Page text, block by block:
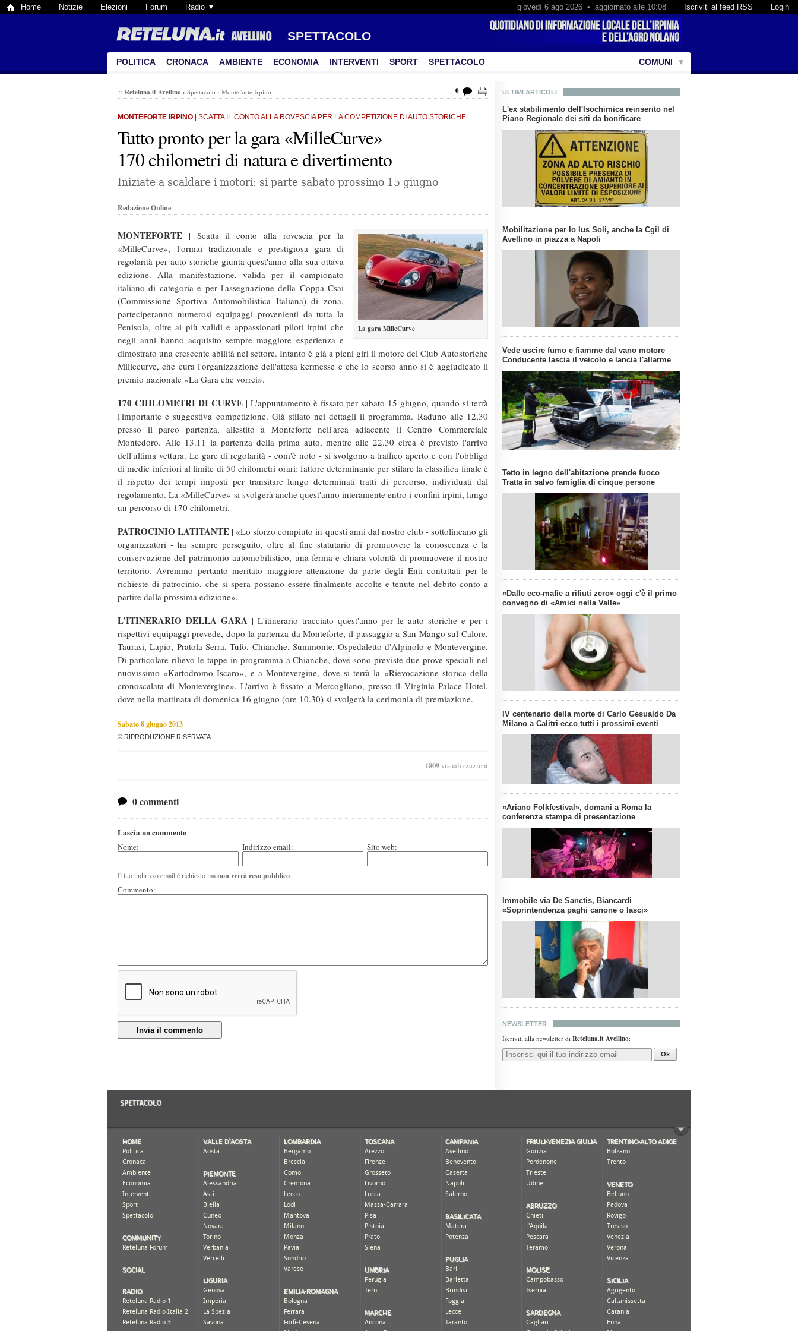
Home Notizie Elezioni Forum Radio ▼ Login
Iscriviti al feed RSS
giovedì 6 ago 2026 • aggiornato alle 10:08
SPETTACOLO
POLITICA CRONACA AMBIENTE ECONOMIA INTERVENTI SPORT SPETTACOLO COMUNI
ULTIMI ARTICOLI
L'ex stabilimento dell'Isochimica reinserito nel
Piano Regionale dei siti da bonificare
Mobilitazione per lo Ius Soli, anche la Cgil di
Avellino in piazza a Napoli
Vede uscire fumo e fiamme dal vano motore
Conducente lascia il veicolo e lancia l'allarme
Tetto in legno dell'abitazione prende fuoco
Tratta in salvo famiglia di cinque persone
«Dalle eco-mafie a rifiuti zero» oggi c'è il primo
convegno di «Amici nella Valle»
IV centenario della morte di Carlo Gesualdo Da
Milano a Calitri ecco tutti i prossimi eventi
«Ariano Folkfestival», domani a Roma la
conferenza stampa di presentazione
Immobile via De Sanctis, Biancardi
«Soprintendenza paghi canone o lasci»
NEWSLETTER
Iscriviti alla newsletter di Reteluna.it Avellino:
Ok
Reteluna.it Avellino› Spettacolo › Monteforte Irpino 0
MONTEFORTE IRPINO | SCATTA IL CONTO ALLA ROVESCIA PER LA COMPETIZIONE DI AUTO STORICHE
Tutto pronto per la gara «MilleCurve»
170 chilometri di natura e divertimento
Iniziate a scaldare i motori: si parte sabato prossimo 15 giugno
Redazione Online
La gara MilleCurve
MONTEFORTE | Scatta il conto alla rovescia per la
«MilleCurve», l'ormai tradizionale e prestigiosa gara di
regolarità per auto storiche giunta quest'anno alla sua ottava
edizione. Alla manifestazione, valida per il campionato
italiano di categoria e per l'assegnazione della Coppa Csai
(Commissione Sportiva Automobilistica Italiana) di zona,
parteciperanno numerosi equipaggi provenienti da tutta la
Penisola, oltre ai più validi e appassionati piloti irpini che
negli anni hanno acquisito sempre maggiore esperienza e
dimostrato una crescente abilità nel settore. Intanto è già a pieni giri il motore del Club Autostoriche
Millecurve, che cura l'organizzazione dell'attesa kermesse e che lo scorso anno si è aggiudicato il
premio nazionale «La Gara che vorrei».
170 CHILOMETRI DI CURVE| L'appuntamento è fissato per sabato 15 giugno, quando si terrà
l'importante e suggestiva competizione. Già stilato nei dettagli il programma. Raduno alle 12,30
presso il parco partenza, allestito a Monteforte nell'area adiacente il Centro Commerciale
Montedoro. Alle 13.11 la partenza della prima auto, mentre alle 22.30 circa è previsto l'arrivo
dell'ultima vettura. Le gare di regolarità - com'è noto - si svolgono a traffico aperto e con l'obbligo
di medie inferiori al limite di 50 chilometri orari: fattore determinante per stilare la classifica finale è
il rispetto dei tempi imposti per transitare lungo determinati tratti di percorso, individuati dal
regolamento. La «MilleCurve» si svolgerà anche quest'anno interamente entro i confini irpini, lungo
un percorso di 170 chilometri.
PATROCINIO LATITANTE | «Lo sforzo compiuto in questi anni dal nostro club - sottolineano gli
organizzatori - ha sempre perseguito, oltre al fine statutario di promuovere la conoscenza e la
conservazione del patrimonio automobilistico, una ferma e chiara volontà di promuovere il nostro
territorio. Avremmo pertanto meritato maggiore attenzione da parte degli Enti contattati per le
richieste di patrocinio, che si spera possano essere finalmente accolte e tenute nel debito conto a
partire dalla prossima edizione».
L’ITINERARIO DELLA GARA| L'itinerario tracciato quest'anno per le auto storiche e per i
rispettivi equipaggi prevede, dopo la partenza da Monteforte, il passaggio a San Mango sul Calore,
Taurasi, Lapio, Pratola Serra, Tufo, Chianche, Summonte, Ospedaletto d'Alpinolo e Montevergine.
Di particolare rilievo le tappe in programma a Chianche, dove sono previste due prove speciali nel
nuovissimo «Kartodromo Iscaro», e a Montevergine, dove si terrà la «Rievocazione storica della
cronoscalata di Montevergine». L'arrivo è fissato a Mercogliano, presso il Virginia Palace Hotel,
dove nella mattinata di domenica 16 giugno (ore 10.30) si svolgerà la cerimonia di premiazione.
Sabato 8 giugno 2013
© RIPRODUZIONE RISERVATA
1809visualizzazioni
0 commenti
Lascia un commento
Nome: Indirizzo email: Sito web:
Il tuo indirizzo email è richiesto manon verrà reso pubblico.
Commento:
Invia il commento